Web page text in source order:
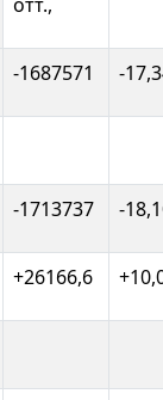
-1687571 -
-1713737 -
+26166,6